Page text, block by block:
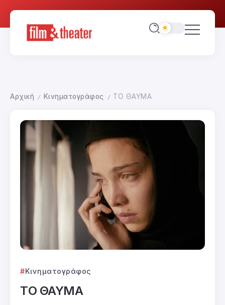
Αρχική / Κινηματογράφος / TΟ ΘΑΥΜΑ
Κινηματογράφος
TΟ ΘΑΥΜΑ